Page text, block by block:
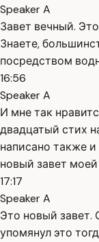
Speaker A
Завет вечный.
Знаете,
посредством
16:56
Speaker A
И мне так
двадцатый стих
написано также
новый завет
17:17
Speaker A
Это новый завет.
упомянул это